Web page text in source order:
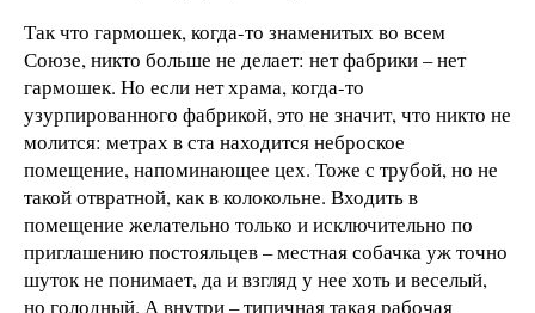
Так что гармошек, когда-то знаменитых во всем
Союзе, никто больше не делает: нет фабрики – нет
гармошек. Но если нет храма, когда-то
узурпированного фабрикой, это не значит, что никто не
молится: метрах в ста находится неброское
помещение, напоминающее цех. Тоже с трубой, но не
такой отвратной, как в колокольне. Входить в
помещение желательно только и исключительно по
приглашению постояльцев – местная собачка уж точно
шуток не понимает, да и взгляд у нее хоть и веселый,
но голодный. А внутри – типичная такая рабочая